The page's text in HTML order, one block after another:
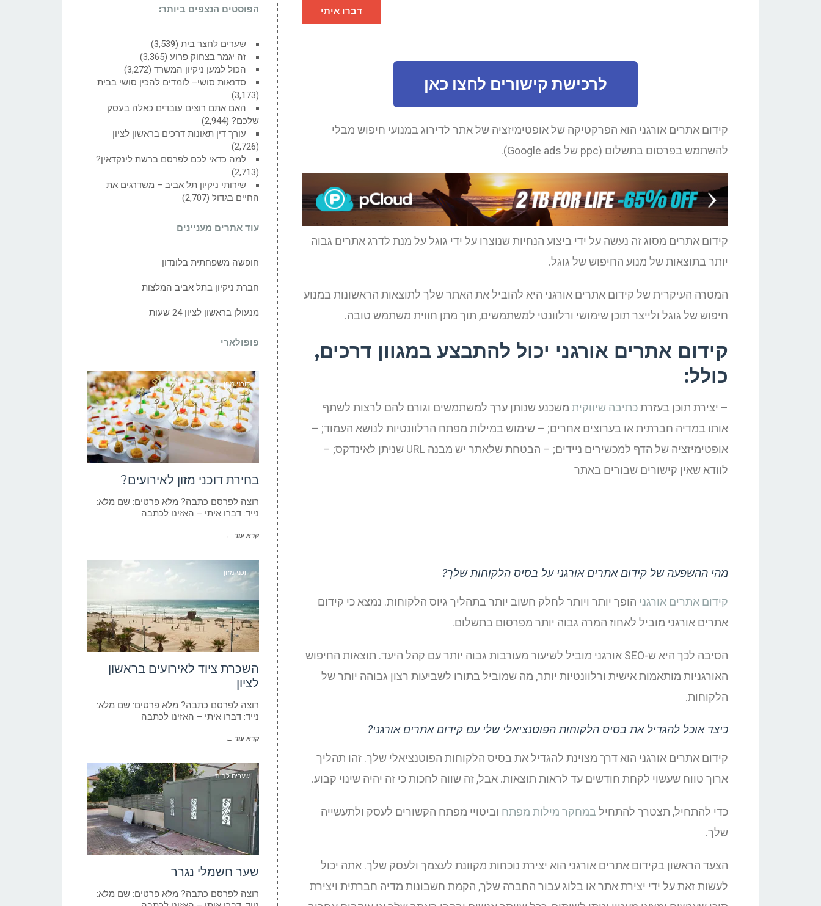
דברו איתי
לרכישת קישורים לחצו כאן
קידום אתרים אורגני הוא הפרקטיקה של אופטימיזציה של אתר לדירוג במנועי חיפוש מבלי
להשתמש בפרסום בתשלום (ppc של Google ads).
קידום אתרים מסוג זה נעשה על ידי ביצוע הנחיות שנוצרו על ידי גוגל על מנת לדרג אתרים גבוה
יותר בתוצאות של מנוע החיפוש של גוגל.
המטרה העיקרית של קידום אתרים אורגני היא להוביל את האתר שלך לתוצאות הראשונות במנוע
חיפוש של גוגל ולייצר תוכן שימושי ורלוונטי למשתמשים, תוך מתן חווית משתמש טובה.
קידום אתרים אורגני יכול להתבצע במגוון דרכים,
כולל:
– יצירת תוכן בעזרתכתיבה שיווקית משכנע שנותן ערך למשתמשים וגורם להם לרצות לשתף
אותו במדיה חברתית או בערוצים אחרים; – שימוש במילות מפתח הרלוונטיות לנושא העמוד; –
אופטימיזציה של הדף למכשירים ניידים; – הבטחת שלאתר יש מבנה URL שניתן לאינדקס; –
לוודא שאין קישורים שבורים באתר
מהי ההשפעה של קידום אתרים אורגני על בסיס הלקוחות שלך?
קידום אתרים אורגני הופך יותר ויותר לחלק חשוב יותר בתהליך גיוס הלקוחות. נמצא כי קידום
אתרים אורגני מוביל לאחוז המרה גבוה יותר מפרסום בתשלום.
הסיבה לכך היא ש-SEO אורגני מוביל לשיעור מעורבות גבוה יותר עם קהל היעד. תוצאות החיפוש
האורגניות מותאמות אישית ורלוונטיות יותר, מה שמוביל בתורו לשביעות רצון גבוהה יותר של
הלקוחות.
כיצד אוכל להגדיל את בסיס הלקוחות הפוטנציאלי שלי עם קידום אתרים אורגני?
קידום אתרים אורגני הוא דרך מצוינת להגדיל את בסיס הלקוחות הפוטנציאלי שלך. זהו תהליך
ארוך טווח שעשוי לקחת חודשים עד לראות תוצאות. אבל, זה שווה לחכות כי זה יהיה שינוי קבוע.
כדי להתחיל, תצטרך להתחיל במחקר מילות מפתח וביטויי מפתח הקשורים לעסק ולתעשייה
שלך.
הצעד הראשון בקידום אתרים אורגני הוא יצירת נוכחות מקוונת לעצמך ולעסק שלך. אתה יכול
לעשות זאת על ידי יצירת אתר או בלוג עבור החברה שלך, הקמת חשבונות מדיה חברתית ויצירת
הפוסטים הנצפים ביותר:
שערים לחצר בית (3,539)
זה יגמר בצחוק פרוע (3,365)
הכול למען ניקיון המשרד (3,272)
סדנאות סושי– לומדים להכין סושי בבית
(3,173)
האם אתם רוצים עובדים כאלה בעסק
שלכם? (2,944)
עורך דין תאונות דרכים בראשון לציון
(2,726)
למה כדאי לכם לפרסם ברשת לינקדאין?
(2,713)
שירותי ניקיון תל אביב – משדרגים את
החיים בגדול (2,707)
עוד אתרים מעניינים
חופשה משפחתית בלונדון
חברת ניקיון בתל אביב המלצות
מנעולן בראשון לציון 24 שעות
פופולארי
דוכני מזון
בחירת דוכני מזון לאירועים?
רוצה לפרסם כתבה? מלא פרטים: שם מלא:
נייד: דברו איתי – האזינו לכתבה
קרא עוד ←
דוכני מזון
השכרת ציוד לאירועים בראשון
לציון
רוצה לפרסם כתבה? מלא פרטים: שם מלא:
נייד: דברו איתי – האזינו לכתבה
קרא עוד ←
שערים לבית
שער חשמלי נגרר
רוצה לפרסם כתבה? מלא פרטים: שם מלא: